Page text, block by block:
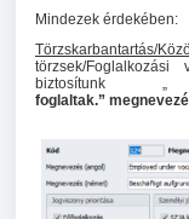
Mindezek érdekében:
Törzskarbantartás/
törzsek/
foglaltak.”